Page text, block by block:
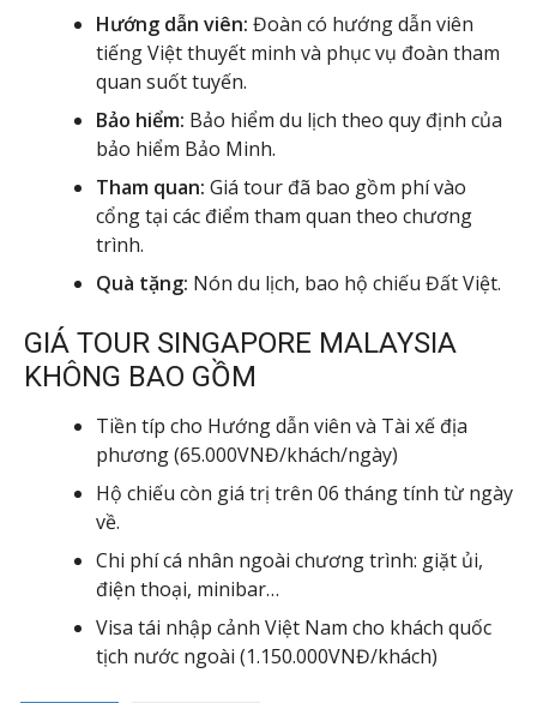
Hướng dẫn viên: Đoàn có hướng dẫn viên
tiếng Việt thuyết minh và phục vụ đoàn tham
quan suốt tuyến.
Bảo hiểm: Bảo hiểm du lịch theo quy định của
bảo hiểm Bảo Minh.
Tham quan: Giá tour đã bao gồm phí vào
cổng tại các điểm tham quan theo chương
trình.
Quà tặng: Nón du lịch, bao hộ chiếu Đất Việt.
GIÁ TOUR SINGAPORE MALAYSIA
KHÔNG BAO GỒM
Tiền típ cho Hướng dẫn viên và Tài xế địa
phương (65.000VNĐ/khách/ngày)
Hộ chiếu còn giá trị trên 06 tháng tính từ ngày
về.
Chi phí cá nhân ngoài chương trình: giặt ủi,
điện thoại, minibar…
Visa tái nhập cảnh Việt Nam cho khách quốc
tịch nước ngoài (1.150.000VNĐ/khách)